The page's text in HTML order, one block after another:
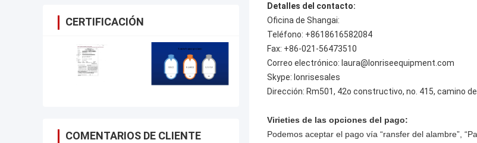
CERTIFICACIÓN
COMENTARIOS DE CLIENTE
Detalles del contacto:
Oficina de Shangai:
Teléfono: +8618616582084
Fax: +86-021-56473510
Correo electrónico: laura@lonriseequipment.com
Skype: lonrisesales
Dirección: Rm501, 42o constructivo, no. 415, camino
Virieties de las opciones del pago:
Podemos aceptar el pago vía “ransfer del alambre”,